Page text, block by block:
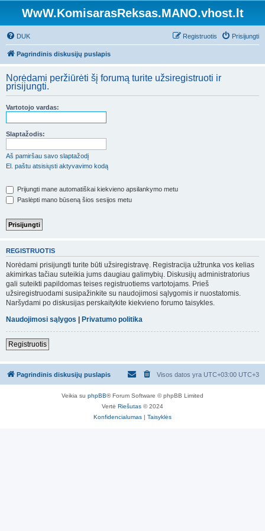
WwW.KomisarasReksas.MANO.vhost.lt
DUK Prisijungti
Registruotis
Pagrindinis diskusijų puslapis
Norėdami peržiūrėti šį forumą turite užsiregistruoti ir
prisijungti.
Vartotojo vardas:
Slaptažodis:
Aš pamiršau savo slaptažodį
El. paštu atsisiųsti aktyvavimo kodą
Prijungti mane automatiškai kiekvieno apsilankymo metu
Paslėpti mano būseną šios sesijos metu
REGISTRUOTIS
Norėdami prisijungti turite būti užsiregistravę. Registracija užtrunka vos kelias
akimirkas tačiau suteikia jums daugiau galimybių. Diskusijų administratorius
gali suteikti papildomas teises registruotiems vartotojams. Prieš
užsiregistruodami susipažinkite su naudojimosi sąlygomis ir nuostatomis.
Naršydami po diskusijas perskaitykite kiekvieno forumo taisykles.
Naudojimosi sąlygos | Privatumo politika
Registruotis
Pagrindinis diskusijų puslapis Visos datos yra UTC+03:00 UTC+3
Veikia su phpBB® Forum Software © phpBB Limited
Vertė Riešutas © 2024
Konfidencialumas | Taisyklės